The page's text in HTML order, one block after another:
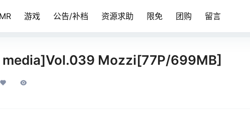
游戏 公告/补档 资源求助 限免 团购 留言
media]Vol.039 Mozzi[77P/699MB]